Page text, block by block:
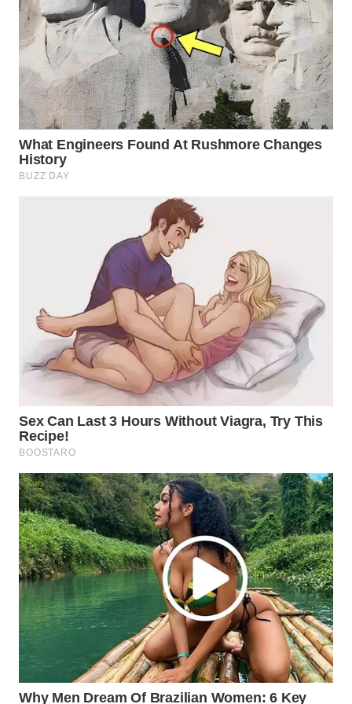
WN
PRIANGAN
TIMUR
WN
SEMARANG
WN
SOLO
WN
SURABAYA
WN
WN
BINTAN
WN
MANDALIKA
WN
LIKUPANG
WN
LABUANBAJO
WN
BORNEO